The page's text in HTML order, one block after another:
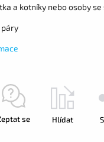
a kotníky nebo osoby se
páry
se Hlídat